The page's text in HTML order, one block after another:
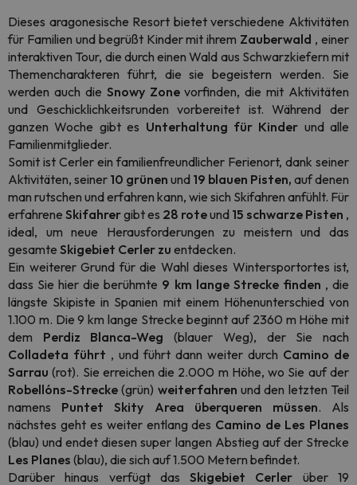
Dieses aragonesische Resort bietet verschiedene Aktivitäten
für Familien und begrüßt Kinder mit ihrem Zauberwald , einer
interaktiven Tour, die durch einen Wald aus Schwarzkiefern mit
Themencharakteren führt, die sie begeistern werden. Sie
werden auch die Snowy Zonevorfinden, die mit Aktivitäten
und Geschicklichkeitsrunden vorbereitet ist. Während der
ganzen Woche gibt es Unterhaltung für Kinder und alle
Familienmitglieder.
Somit ist Cerler ein familienfreundlicher Ferienort, dank seiner
Aktivitäten, seiner 10 grünen und 19 blauen Pisten, auf denen
man rutschen und erfahren kann, wie sich Skifahren anfühlt. Für
erfahrene Skifahrergibt es 28 roteund 15 schwarze Pisten ,
ideal, um neue Herausforderungen zu meistern und das
gesamte Skigebiet Cerler zu entdecken.
Ein weiterer Grund für die Wahl dieses Wintersportortes ist,
dass Sie hier die berühmte 9 km lange Strecke finden , die
längste Skipiste in Spanien mit einem Höhenunterschied von
1.100 m. Die 9 km lange Strecke beginnt auf 2360 m Höhe mit
dem Perdiz Blanca-Weg (blauer Weg), der Sie nach
Colladeta führt , und führt dann weiter durch Camino de
Sarrau (rot). Sie erreichen die 2.000 m Höhe, wo Sie auf der
Robellóns-Strecke (grün) weiterfahren und den letzten Teil
namens Puntet Skity Area überqueren müssen. Als
nächstes geht es weiter entlang des Camino de Les Planes
(blau) und endet diesen super langen Abstieg auf der Strecke
Les Planes (blau), die sich auf 1.500 Metern befindet.
Darüber hinaus verfügt dasSkigebiet Cerler über 19